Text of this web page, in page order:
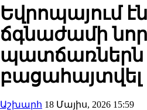
Եվրոպայում
ճգնաժամի նոր
պատճառներն
բացահայտվել
Աշխարհ 18 Մայիս, 2026 15:59